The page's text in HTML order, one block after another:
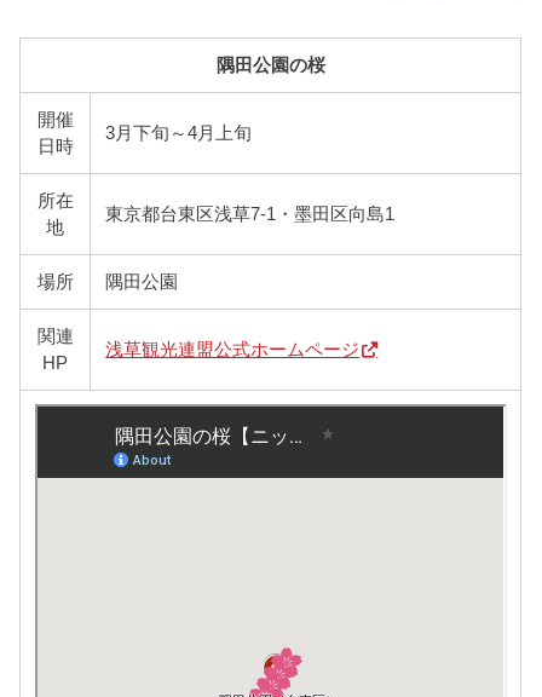
隅田公園の桜
開催
日時
3月下旬～4月上旬
所在
地
東京都台東区浅草7-1・墨田区向島1
場所 隅田公園
関連
HP
浅草観光連盟公式ホームページ